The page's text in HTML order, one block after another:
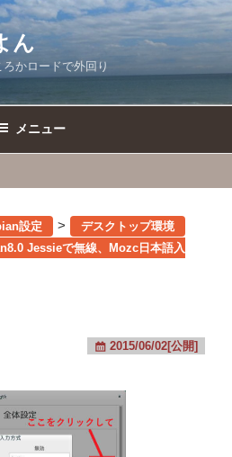
ん
かロードで外回り
メニュー
設定 > デスクトップ環境
Jessieで無線、Mozc日本語入
2015/06/02[公開]